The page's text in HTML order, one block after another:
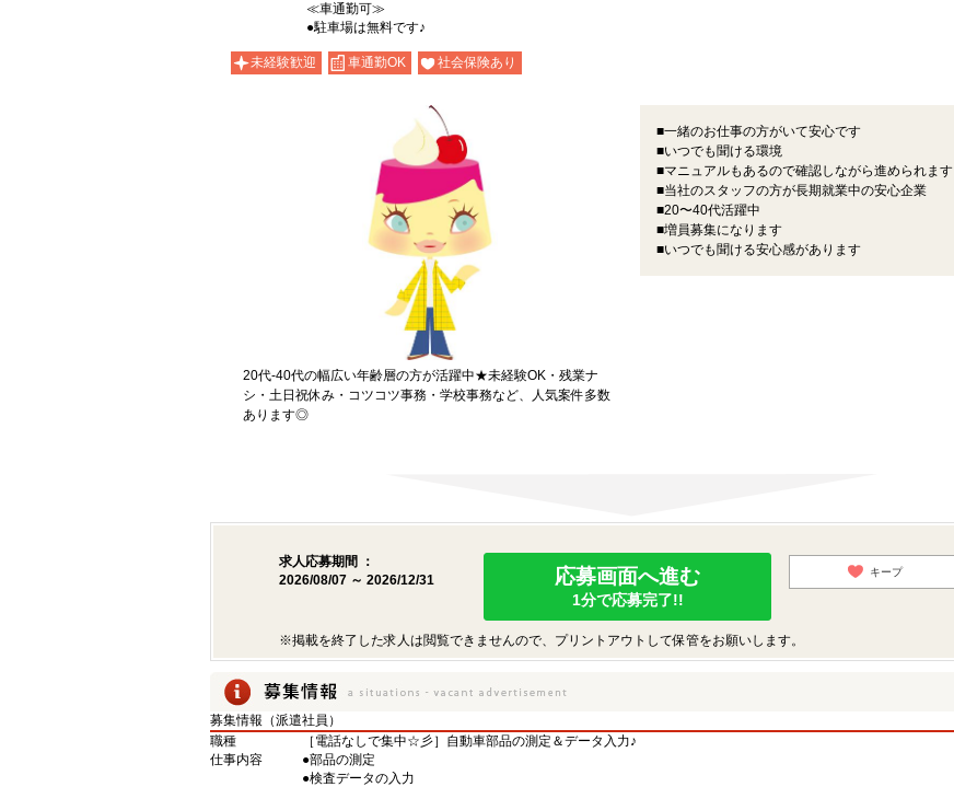
≪車通勤可≫
●駐車場は無料です♪
未経験歓迎 車通勤OK 社会保険あり
20代-40代の幅広い年齢層の方が活躍中★未経験OK・残業ナ
シ・土日祝休み・コツコツ事務・学校事務など、人気案件多数
あります◎
■一緒のお仕事の方がいて安心です
■いつでも聞ける環境
■マニュアルもあるので確認しながら進められます
■当社のスタッフの方が長期就業中の安心企業
■20〜40代活躍中
■増員募集になります
■いつでも聞ける安心感があります
求人応募期間 ：
2026/08/07 ～ 2026/12/31
応募画面へ進む
1分で応募完了!!
キープ
※掲載を終了した求人は閲覧できませんので、プリントアウトして保管をお願いします。
募集情報（派遣社員）
職種
［電話なしで集中☆彡］自動車部品の測定＆データ入力♪
仕事内容
●部品の測定
●検査データの入力